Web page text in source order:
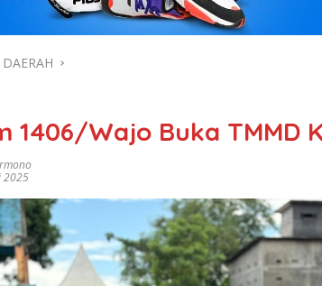
DAERAH
1406/Wajo Buka TMMD
2025